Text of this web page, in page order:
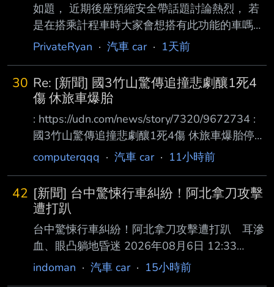
如題， 近期後座預縮安全帶話題討論熱烈， 若
是在搭乘計程車時大家會想搭有此功能的車嗎？
還是乾脆直接坐副駕好了？ 叫車APP以後是不是
項之外，應再增加後 座預縮安全帶車輛的選項
會更安全？ 有沒有安全帶達人能分享看法的？ -
-
PrivateRyan · 汽車 car· 1天前
30 Re: [新聞] 國3竹山驚傳追撞悲劇釀1死4
傷 休旅車爆胎
: https://udn.com/news/story/7320/9672734 :
國3竹山驚傳追撞悲劇釀1死4傷 休旅車爆胎停內
線遭撞婦人傷重亡 : 2026-08-05 16:45 聯合報
240.2公里南投竹山路段，3日下午發生死亡車
禍！1輛休旅車疑因爆胎停在 內 : 側車道，後方
車輛疑未注意前方狀況追撞，造成2車共5人送
醫，其中1名女乘客傷重不 治 : 。警方初步排除
酒駕，詳細肇事原因仍調查中。 : 事故發生於3
日下午5時13分許，68歲曾姓男
computerqqq · 汽車 car· 11小時前
42 [新聞] 台中驚悚行車糾紛！阿北拿刀攻擊
遭打趴
台中驚悚行車糾紛！阿北拿刀攻擊遭打趴 耳滲
血、眼凸躺地昏迷 2026年08月6日 12:33
ETTODAY記者白珈陽／台中報導 台中市北屯區
indoman · 汽車 car· 15小時前